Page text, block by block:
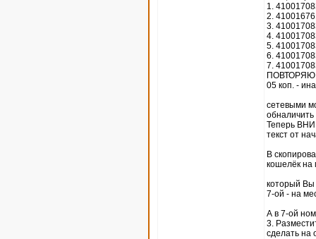
1.
2.
3.
4.
5.
6.
7.
ПОВТОРЯЮ,
05 коп. -
сетевыми
обналичить
Теперь
текст от
В
кошелёк на
который Вы
7-ой - на
А в 7-ой
3.
сделать на